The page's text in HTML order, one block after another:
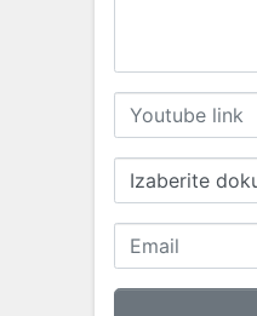
Izaberite